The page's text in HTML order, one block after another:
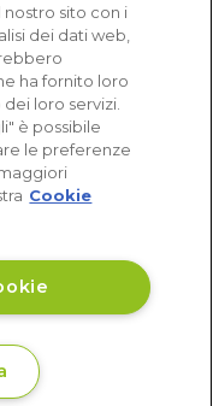
disponibile
nostro sito con i
dei dati web,
ha fornito loro
loro servizi.
è possibile
le preferenze
Cookie